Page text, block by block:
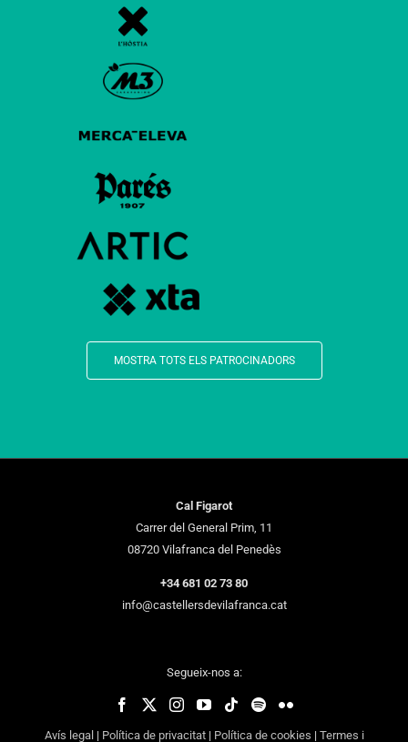
MOSTRA TOTS ELS PATROCINADORS
Cal Figarot
Carrer del General Prim, 11
08720 Vilafranca del Penedès
+34 681 02 73 80
info@castellersdevilafranca.cat
Segueix-nos a:
Avís legal | Política de privacitat| Política de cookies | Termes i